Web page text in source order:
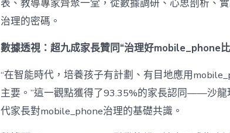
意
設
計
成
為
“成
表、教導專家齊聚一堂，從數據調研、心思剖析、
治理的密碼。
數據透視：超九成家長贊同“治理好mobile_phone
“在智能時代，培養孩子有計劃、有目地應用
主要。”這一觀點獲得了93.35%的家長認同——沙
代家長對mobile_phone治理的基礎共識。